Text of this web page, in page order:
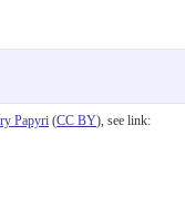
Papyri (CC BY), see link: